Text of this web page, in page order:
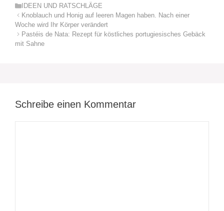
Kategorien
IDEEN UND RATSCHLÄGE
Knoblauch und Honig auf leeren Magen haben. Nach einer
Woche wird Ihr Körper verändert
Pastéis de Nata: Rezept für köstliches portugiesisches Gebäck
mit Sahne
Schreibe einen Kommentar